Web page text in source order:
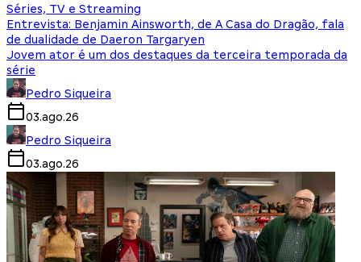
Séries, TV e Streaming
Entrevista: Benjamin Ainsworth, de A Casa do Dragão, fala
de dualidade de Daeron Targaryen
Jovem ator é um dos destaques da terceira temporada da
série
Pedro Siqueira
03.ago.26
Pedro Siqueira
03.ago.26